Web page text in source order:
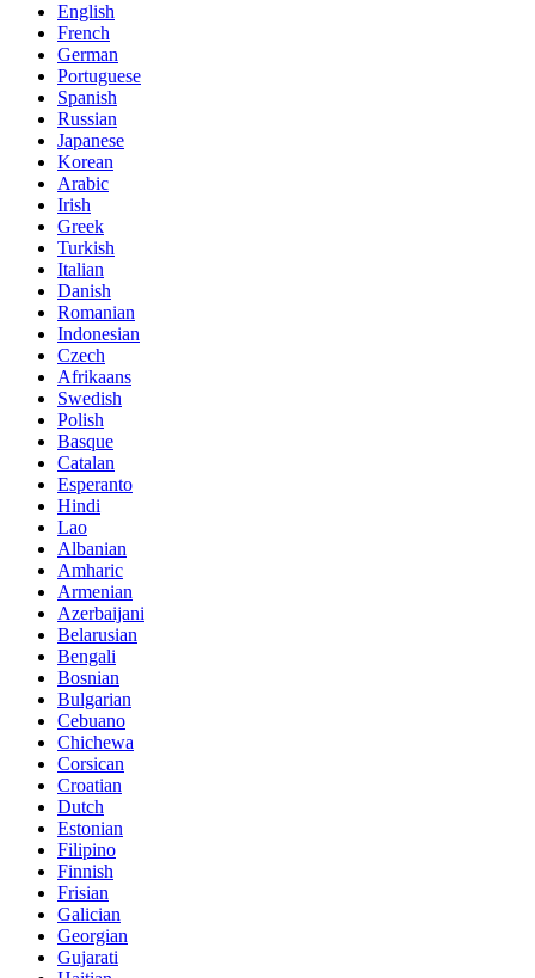
English
French
German
Portuguese
Spanish
Russian
Japanese
Korean
Arabic
Irish
Greek
Turkish
Italian
Danish
Romanian
Indonesian
Czech
Afrikaans
Swedish
Polish
Basque
Catalan
Esperanto
Hindi
Lao
Albanian
Amharic
Armenian
Azerbaijani
Belarusian
Bengali
Bosnian
Bulgarian
Cebuano
Chichewa
Corsican
Croatian
Dutch
Estonian
Filipino
Finnish
Frisian
Galician
Georgian
Gujarati